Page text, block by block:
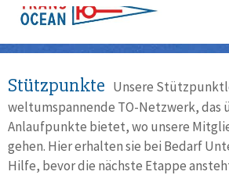
Stützpunkte Unsere
weltumspannende TO-Netzwerk, das
Anlaufpunkte bietet, wo unsere
gehen. Hier erhalten sie bei Bedarf
Hilfe, bevor die nächste Etappe